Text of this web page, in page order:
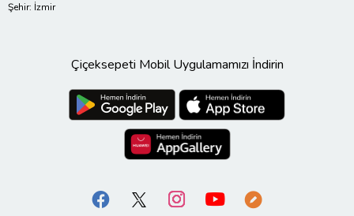
Şehir: İzmir
Çiçeksepeti Mobil Uygulamamızı İndirin